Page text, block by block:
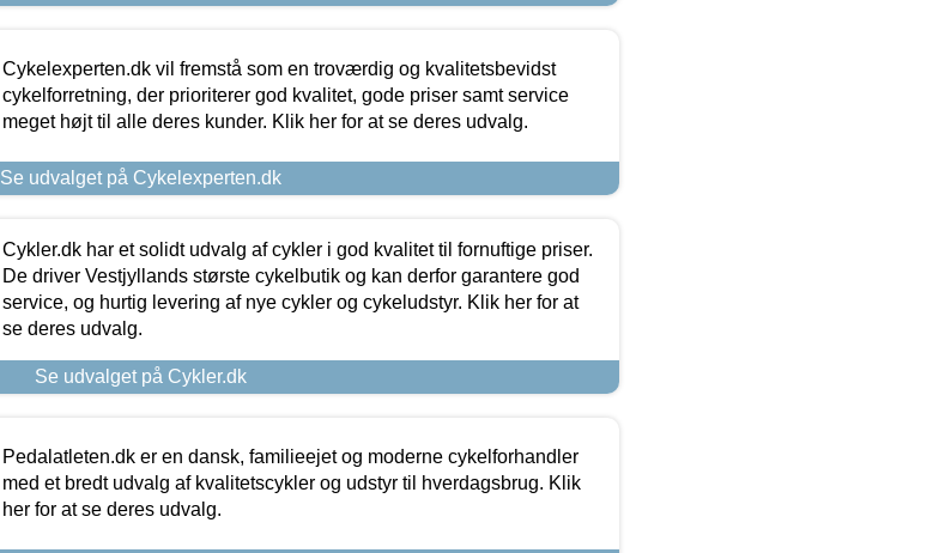
Cykelexperten.dk vil fremstå som en troværdig og kvalitetsbevidst
cykelforretning, der prioriterer god kvalitet, gode priser samt service
meget højt til alle deres kunder. Klik her for at se deres udvalg.
Se udvalget på Cykelexperten.dk
Cykler.dk har et solidt udvalg af cykler i god kvalitet til fornuftige priser.
De driver Vestjyllands største cykelbutik og kan derfor garantere god
service, og hurtig levering af nye cykler og cykeludstyr. Klik her for at
se deres udvalg.
Se udvalget på Cykler.dk
Pedalatleten.dk er en dansk, familieejet og moderne cykelforhandler
med et bredt udvalg af kvalitetscykler og udstyr til hverdagsbrug. Klik
her for at se deres udvalg.